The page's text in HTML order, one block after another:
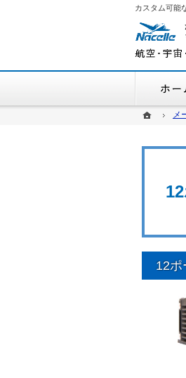
ホーム
メ
カスタム可能
12ポ
ホーム
メ